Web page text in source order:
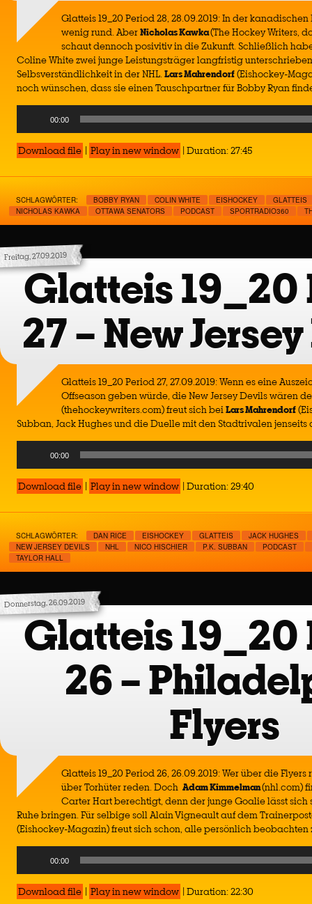
Glatteis 19_20 Period 28, 28.09.2019: In der
wenig rund. AberNicholas Kawka(The Hockey Writers,
schaut dennoch posivitiv in die Zukunft. Schließlich
Coline White zwei junge Leistungsträger langfristig
Selbsverständlichkeit in der NHL.LarsMahrendorf(Eishockey-
noch wünschen, dass sie einen Tauschpartner für Bobby Ryan
00:00
Download file | Play in new window | Duration: 27:45
SCHLAGWÖRTER: BOBBY RYAN COLIN WHITE EISHOCKEY
GLATTEIS
NICHOLAS KAWKA
OTTAWA SENATORS PODCAST SPORTRADIO360
Freitag, 27.09.2019
Glatteis 19_20
27 – New
Glatteis 19_20 Period 27, 27.09.2019: Wenn es eine
Offseason geben würde, die New Jersey Devils wären
(thehockeywriters.com) freut sich beiLarsMahrendorf
Subban, Jack Hughes und die Duelle mit den Stadtrivalen jenseits
00:00
Download file | Play in new window | Duration: 29:40
SCHLAGWÖRTER: DAN RICE EISHOCKEY GLATTEIS
JACK HUGHES
NEW JERSEY DEVILS
NHL NICO HISCHIER P.K. SUBBAN
PODCAST
TAYLOR HALL
Donnerstag, 26.09.2019
Glatteis 19_20
26 –
Flyers
Glatteis 19_20 Period 26, 26.09.2019: Wer über die
über Torhüter reden. Doch Adam Kimmelman(nhl.com)
Carter Hart berechtigt, denn der junge Goalie lässt sich
Ruhe bringen. Für selbige soll Alain Vigneault auf dem
(Eishockey-Magazin) freut sich schon, alle persönlich beobachten
00:00
Download file | Play in new window | Duration: 22:30